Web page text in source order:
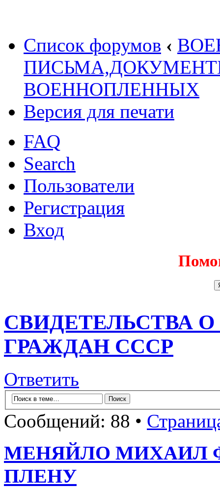
Список форумов ‹
ВОЕННОПЛЕННЫХ
Версия для печати
FAQ
Search
Пользователи
Регистрация
Вход
СВИДЕТЕЛЬСТВА
ГРАЖДАН СССР
Ответить
Сообщений: 88 •
МЕНЯЙЛО МИХАИЛ
ПЛЕНУ